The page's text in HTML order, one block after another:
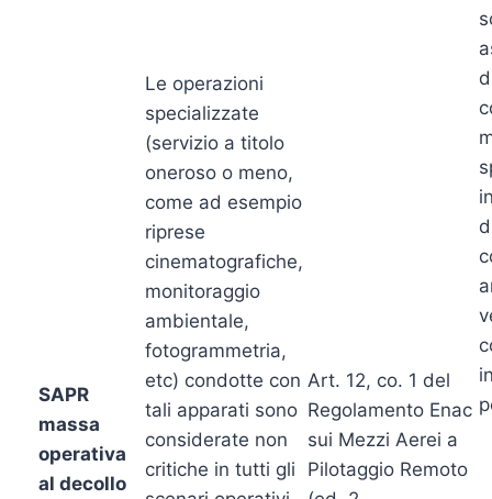
SAPR
massa
operativa
al decollo
Le operazioni
specializzate
(servizio a titolo
oneroso o meno,
come ad esempio
riprese
cinematografiche,
monitoraggio
ambientale,
fotogrammetria,
etc) condotte con
tali apparati sono
considerate non
critiche in tutti gli
Art. 12, co. 1 del
Regolamento Enac
sui Mezzi Aerei a
Pilotaggio Remoto